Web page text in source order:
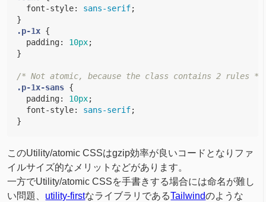
font-style: sans-serif;
}
.p-1x {
padding: 10px;
}
/* Not atomic, because the class contains 2 rules */
.p-1x-sans {
padding: 10px;
font-style: sans-serif;
}
このUtility/atomic CSSはgzip効率が良いコードとなりファ
イルサイズ的なメリットなどがあります。
一方でUtility/atomic CSSを手書きする場合には命名が難し
い問題、 utility-firstなライブラリであるTailwindのような